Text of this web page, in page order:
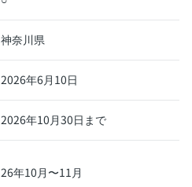
神奈川県
2026年6月10日
2026年10月30日まで
26年10月〜11月